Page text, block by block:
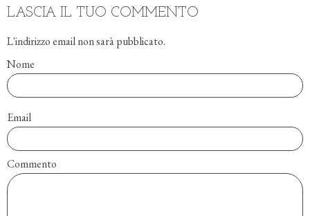
LASCIA IL TUO COMMENTO
L'indirizzo email non sarà pubblicato.
Nome
Email
Commento